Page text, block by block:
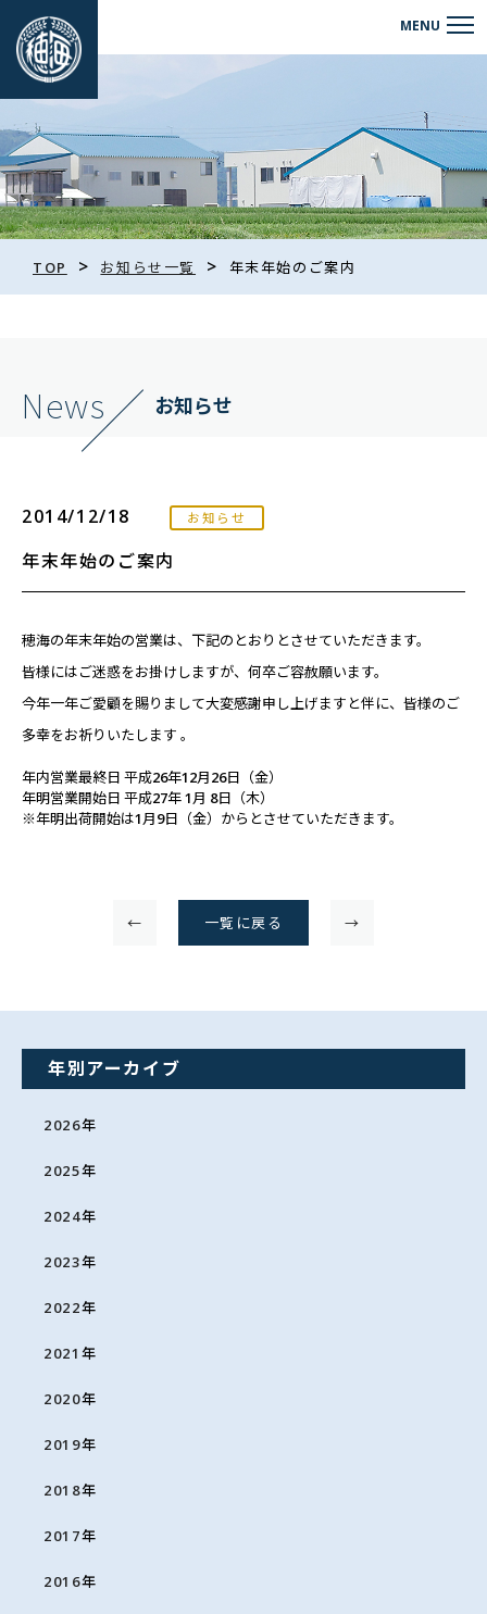
TOP > お知らせ一覧 > 年末年始のご案内
News お知らせ
2014/12/18 お知らせ
年末年始のご案内
穂海の年末年始の営業は、下記のとおりとさせていただきます。
皆様にはご迷惑をお掛けしますが、何卒ご容赦願います。
今年一年ご愛顧を賜りまして大変感謝申し上げますと伴に、皆様のご
多幸をお祈りいたします 。
年内営業最終日 平成26年12月26日（金）
年明営業開始日 平成27年 1月 8日（木）
※年明出荷開始は1月9日（金）からとさせていただきます。
← 一覧に戻る →
年別アーカイブ
2026年
2025年
2024年
2023年
2022年
2021 年
2020年
2019年
2018年
2017年
2016年